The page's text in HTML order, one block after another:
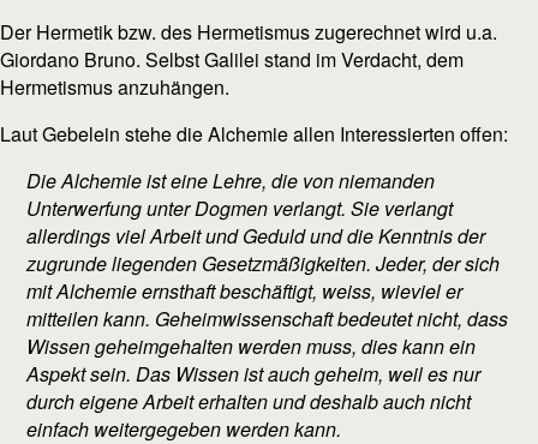
Der Hermetik bzw. des Hermetismus zugerechnet wird u.a.
Giordano Bruno. Selbst Galilei stand im Verdacht, dem
Hermetismus anzuhängen.
Laut Gebelein stehe die Alchemie allen Interessierten offen:
Die Alchemie ist eine Lehre, die von niemanden
Unterwerfung unter Dogmen verlangt. Sie verlangt
allerdings viel Arbeit und Geduld und die Kenntnis der
zugrunde liegenden Gesetzmäßigkeiten. Jeder, der sich
mit Alchemie ernsthaft beschäftigt, weiss, wieviel er
mitteilen kann. Geheimwissenschaft bedeutet nicht, dass
Wissen geheimgehalten werden muss, dies kann ein
Aspekt sein. Das Wissen ist auch geheim, weil es nur
durch eigene Arbeit erhalten und deshalb auch nicht
einfach weitergegeben werden kann.